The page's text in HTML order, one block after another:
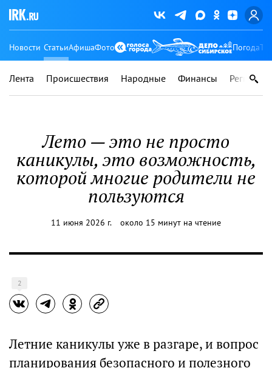
Новости СтатьиАфишаФото Погода
Лента Происшествия Народные Финансы Регионы
Лето — это не просто
каникулы, это возможность,
которой многие родители не
пользуются
11 июня 2026 г. около 15 минут на чтение
2
Летние каникулы уже в разгаре, и вопрос
планирования безопасного и полезного